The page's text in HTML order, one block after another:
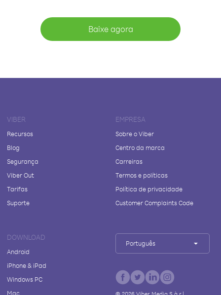
Baixe agora
VIBER
Recursos
Blog
Segurança
Viber Out
Tarifas
Suporte
EMPRESA
Sobre o Viber
Centro da marca
Carreiras
Termos e políticas
Política de privacidade
Customer Complaints Code
DOWNLOAD
Android
iPhone & iPad
Windows PC
Mac
Português